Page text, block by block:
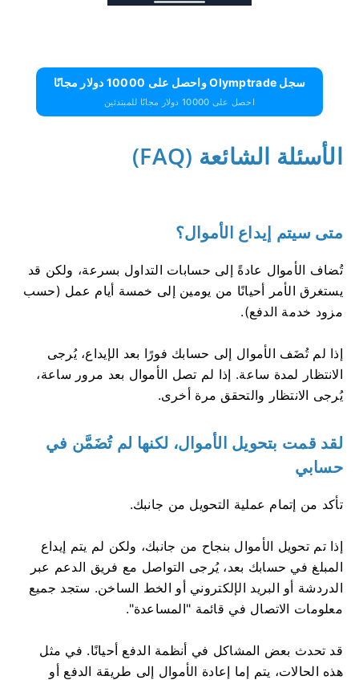
سجل Olymptrade واحصل على 10000 دولار مجانًا
احصل على 10000 دولار مجانًا للمبتدئين
الأسئلة الشائعة (FAQ)
متى سيتم إيداع الأموال؟
تُضاف الأموال عادةً إلى حسابات التداول بسرعة، ولكن قد
يستغرق الأمر أحيانًا من يومين إلى خمسة أيام عمل (حسب
مزود خدمة الدفع).
إذا لم تُضَف الأموال إلى حسابك فورًا بعد الإيداع، يُرجى
الانتظار لمدة ساعة. إذا لم تصل الأموال بعد مرور ساعة،
يُرجى الانتظار والتحقق مرة أخرى.
لقد قمت بتحويل الأموال، لكنها لم تُضَمَّن في
حسابي
تأكد من إتمام عملية التحويل من جانبك.
إذا تم تحويل الأموال بنجاح من جانبك، ولكن لم يتم إيداع
المبلغ في حسابك بعد، يُرجى التواصل مع فريق الدعم عبر
الدردشة أو البريد الإلكتروني أو الخط الساخن. ستجد جميع
معلومات الاتصال في قائمة "المساعدة".
قد تحدث بعض المشاكل في أنظمة الدفع أحيانًا. في مثل
هذه الحالات، يتم إما إعادة الأموال إلى طريقة الدفع أو